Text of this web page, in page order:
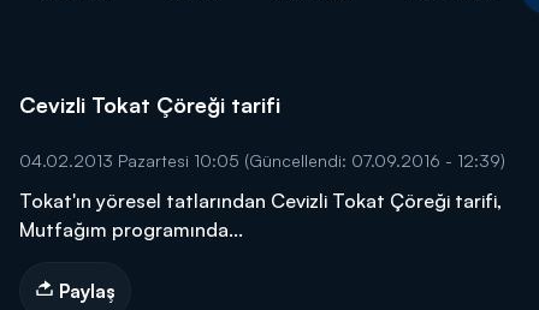
Cevizli Tokat Çöreği tarifi
04.02.2013 Pazartesi 10:05 (Güncellendi: 07.09.2016 - 12:39)
Tokat'ın yöresel tatlarından Cevizli Tokat Çöreği tarifi,
Mutfağım programında...
Paylaş